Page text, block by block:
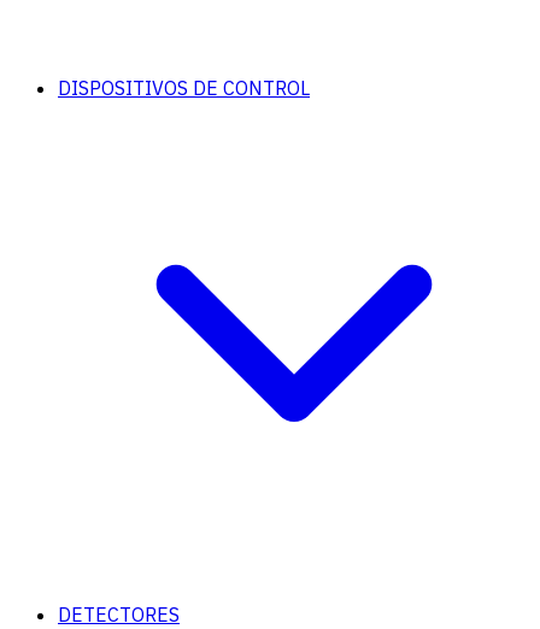
DISPOSITIVOS DE CONTROL
DETECTORES